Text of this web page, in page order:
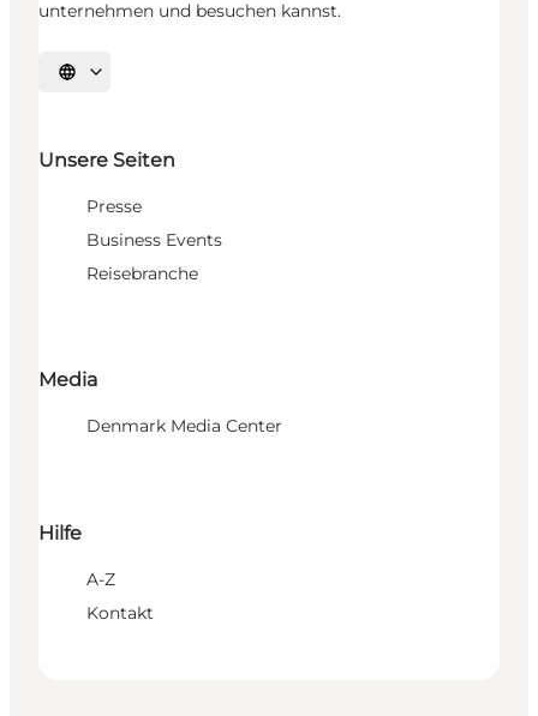
unternehmen und besuchen kannst.
Sprache auswählen
Unsere Seiten
Presse
Business Events
Reisebranche
Media
Denmark Media Center
Hilfe
A-Z
Kontakt